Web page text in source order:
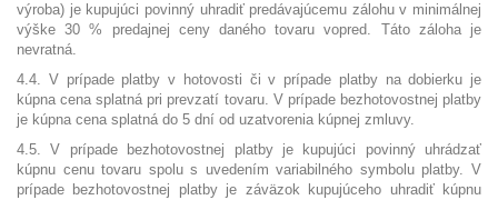
výroba) je kupujúci povinný uhradiť predávajúcemu zálohu v minimálnej
výške 30 % predajnej ceny daného tovaru vopred. Táto záloha je
nevratná.
4.4. V prípade platby v hotovosti či v prípade platby na dobierku je
kúpna cena splatná pri prevzatí tovaru. V prípade bezhotovostnej platby
je kúpna cena splatná do 5 dní od uzatvorenia kúpnej zmluvy.
4.5. V prípade bezhotovostnej platby je kupujúci povinný uhrádzať
kúpnu cenu tovaru spolu s uvedením variabilného symbolu platby. V
prípade bezhotovostnej platby je záväzok kupujúceho uhradiť kúpnu